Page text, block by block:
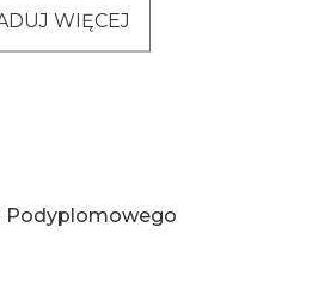
WIĘCEJ
Podyplomowego